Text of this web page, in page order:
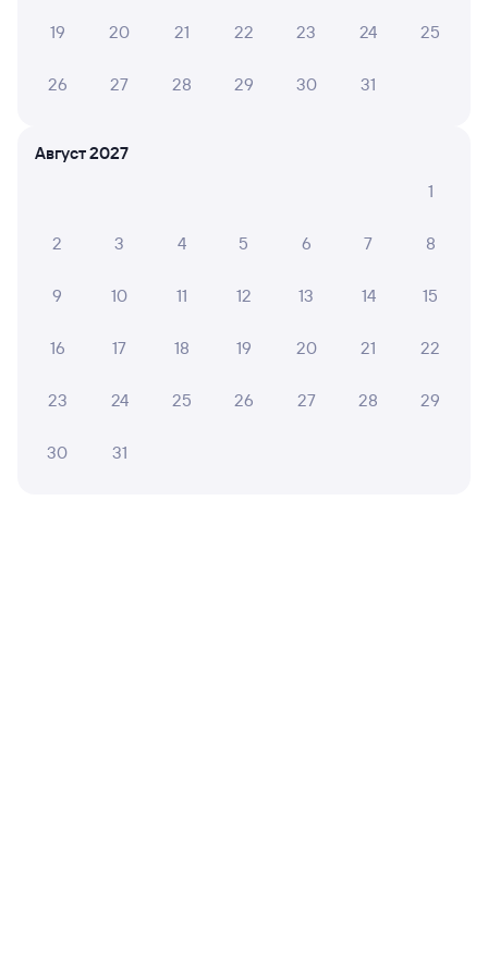
Главный в плацкартном вагоне около 2 926 рублей,
Инструкция по приобретению билетов
А ещё здесь можно найти
Железнодорожные билеты Ярославль
19 20 21 22 23 24 25
26 27 28 29 30 31
Август 2027
1
2 3 4 5 6 7 8
9 10 11 12 13 14 15
16 17 18 19 20 21 22
23 24 25 26 27 28 29
30 31